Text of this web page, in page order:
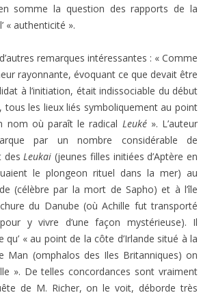
en somme la question des rapports de la
« authenticité ».
remarques intéressantes : « Comme
rayonnante, évoquant ce que devait être
à l’initiation, était indissociable du début
tous les lieux liés symboliquement au point
nom où paraît le radical Leuké». L’auteur
par un nombre considérable de
desLeukai (jeunes filles initiées d’Aptère en
le plongeon rituel dans la mer) au
(célèbre par la mort de Sapho) et à l’île
du Danube (où Achille fut transporté
y vivre d’une façon mystérieuse). Il
« au point de la côte d’Irlande situé à la
Man (omphalos des Iles Britanniques) on
». De telles concordances sont vraiment
de M. Richer, on le voit, déborde très